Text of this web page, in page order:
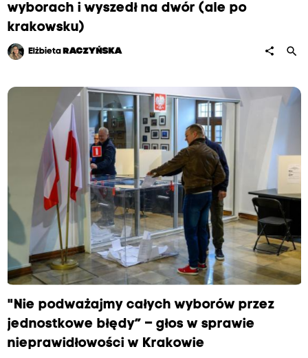
wyborach i wyszedł na dwór (ale po
krakowsku)
Elżbieta RACZYŃSKA share search
"Nie podważajmy całych wyborów przez
jednostkowe błędy” – głos w sprawie
nieprawidłowości w Krakowie